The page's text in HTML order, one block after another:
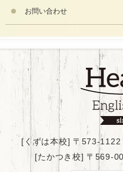
お問い合わせ
[くずは本校] 〒573-
[たかつき校] 〒569-